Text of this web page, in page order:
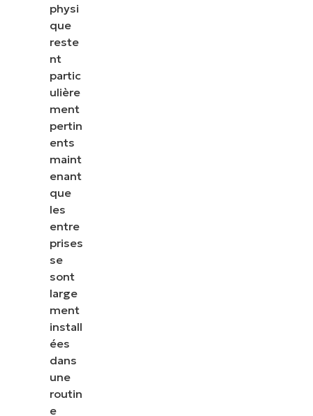
physi
que
reste
nt
partic
ulière
ment
pertin
ents
maint
enant
que
les
entre
prises
se
sont
large
ment
install
ées
dans
une
routin
e